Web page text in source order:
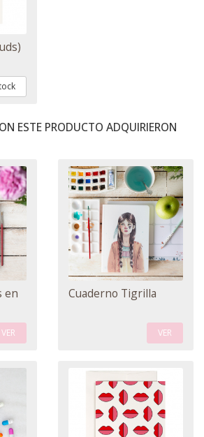
ESTE PRODUCTO ADQUIRIERON
en
VER
Cuaderno Tigrilla
VER